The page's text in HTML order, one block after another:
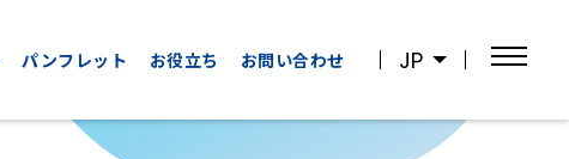
JP
パンフレット お役立ち お問い合わせ